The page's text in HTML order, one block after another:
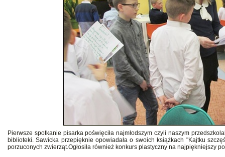
Pierwsze spotkanie pisarka poświęciła najmłodszym czyli naszym
biblioteki. Sawicka przepięknie opowiadała o swoich książkach "Kajtku
porzuconych zwierząt.Ogłosiła również konkurs plastyczny na najpiękniejszy